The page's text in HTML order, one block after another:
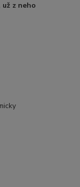
z neho